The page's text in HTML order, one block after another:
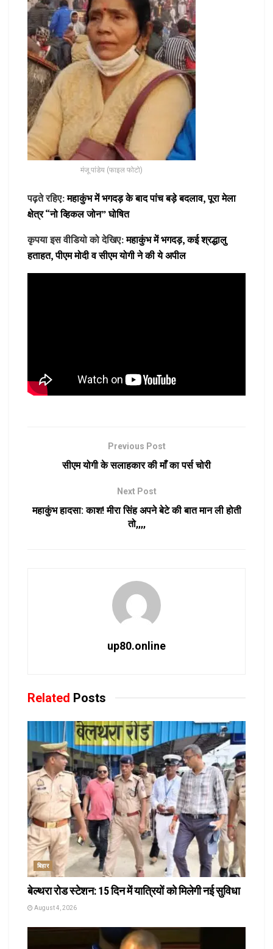
मंजू पांडेय (फाइल फोटो)
पढ़ते रहिए:महाकुंभ में भगदड़ के बाद पांच बड़े बदलाव, पूरा मेला
क्षेत्र “नो व्हिकल जोन” घोषित
कृपया इस वीडियो को देखिए:महाकुंभ में भगदड़, कई श्रद्धालु
हताहत, पीएम मोदी व सीएम योगी ने की ये अपील
Previous Post
सीएम योगी के सलाहकार की माँ का पर्स चोरी
Next Post
महाकुंभ हादसा: काश! मीरा सिंह अपने बेटे की बात मान ली होती
तो,,,,
up80.online
Related Posts
बिहार
बेल्थरा रोड स्टेशन: 15 दिन में यात्रियों को मिलेगी नई सुविधा
August 4, 2026